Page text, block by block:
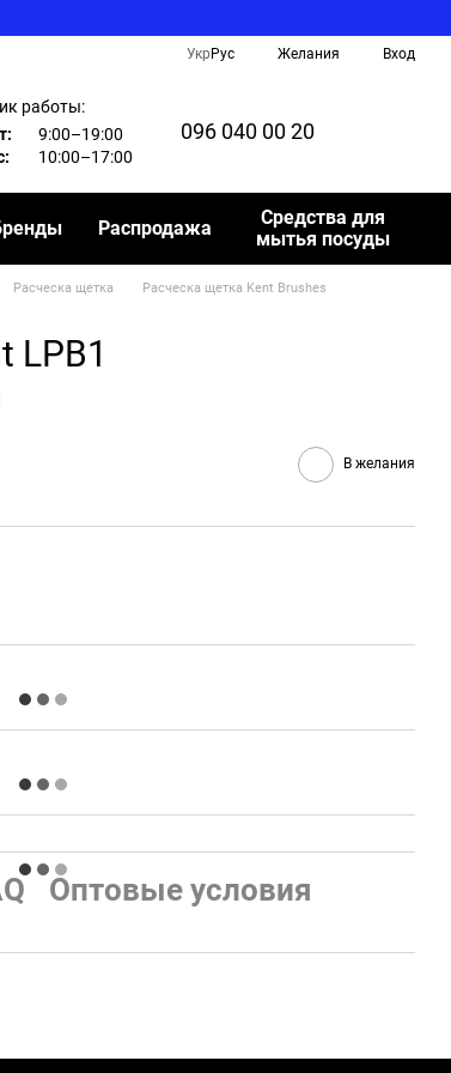
Укр Рус Желания Вход
работы:
9:00–19:00
10:00–17:00
096 040 00 20
Распродажа
Средства для
мытья посуды
Расческа щетка
Расческа щетка Kent Brushes
LPB1
В желания
Оптовые условия